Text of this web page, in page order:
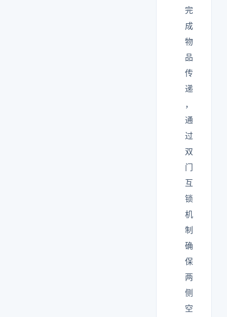
完
成
物
品
传
递
，
通
过
双
门
互
锁
机
制
确
保
两
侧
空